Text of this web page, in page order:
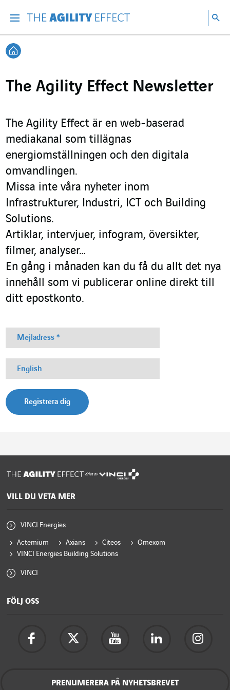
Sök
Tillbaka till startsidan
The Agility Effect Newsletter
The Agility Effect är en web-baserad
mediakanal som tillägnas
energiomställningen och den digitala
omvandlingen.
Missa inte våra nyheter inom
Infrastrukturer, Industri, ICT och Building
Solutions.
Artiklar, intervjuer, infogram, översikter,
filmer, analyser…
En gång i månaden kan du få du allt det nya
innehåll som vi publicerar online direkt till
ditt epostkonto.
drivs av
VILL DU VETA MER
VINCI Energies
Actemium Axians Citeos
Omexom
VINCI Energies Building Solutions
VINCI
FÖLJ OSS
PRENUMERERA PÅ NYHETSBREVET